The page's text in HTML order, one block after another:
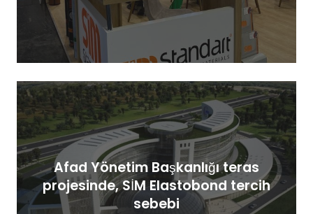
Afad Yönetim Başkanlığı teras
projesinde, SİM Elastobond tercih
sebebi